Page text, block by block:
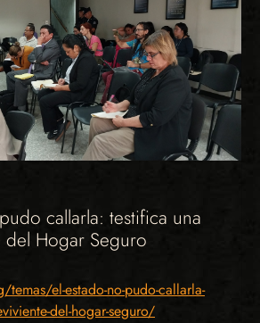
callarla: testifica una
del Hogar Seguro
el-estado-no-pudo-callarla-
del-hogar-seguro/